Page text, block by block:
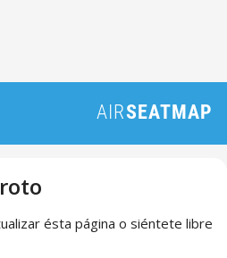
ésta página o siéntete libre